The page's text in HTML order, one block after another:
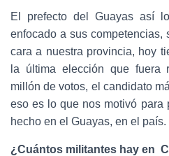
El prefecto del Guayas así
enfocado a sus competencias,
cara a nuestra provincia, hoy
la última elección que fuera
millón de votos, el candidato
eso es lo que nos motivó para
hecho en el Guayas, en el país.
¿Cuántos militantes hay en